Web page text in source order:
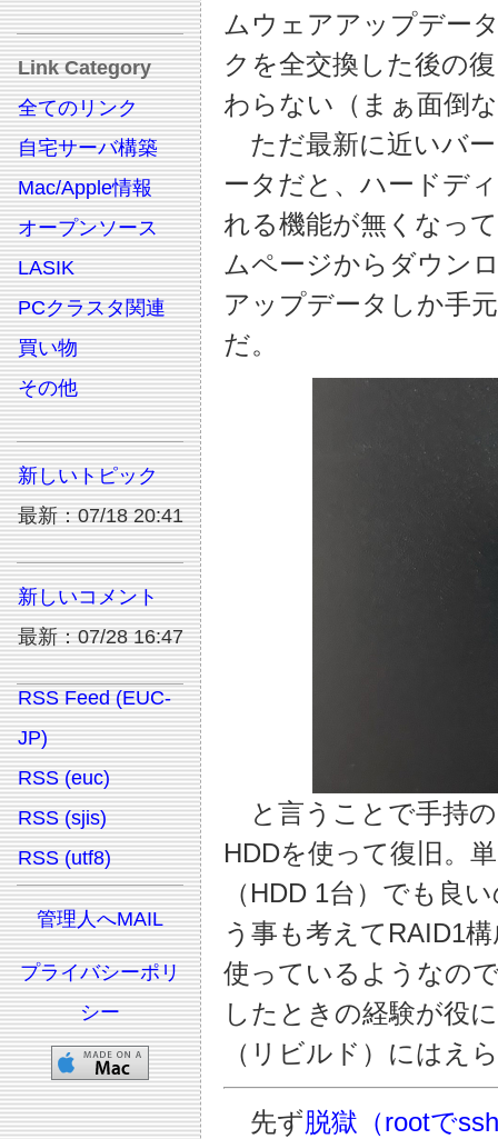
Link Category
全てのリンク
自宅サーバ構築
Mac/Apple情報
オープンソース
LASIK
PCクラスタ関連
買い物
その他
新しいトピック
最新：07/18 20:41
新しいコメント
最新：07/28 16:47
RSS Feed (EUC-
JP)
RSS (euc)
RSS (sjis)
RSS (utf8)
管理人へMAIL
プライバシーポリ
シー
ムウェアアップデー
クを全交換した後の
わらない（まぁ面倒
ただ最新に近いバ
ータだと、ハードデ
れる機能が無くなっ
ムページからダウン
アップデータしか手
だ。
と言うことで手持
HDDを使って復旧。
（HDD 1台）でも良
う事も考えてRAID1
使っているようなの
したときの経験が役
（リビルド）にはえ
先ず脱獄（rootで